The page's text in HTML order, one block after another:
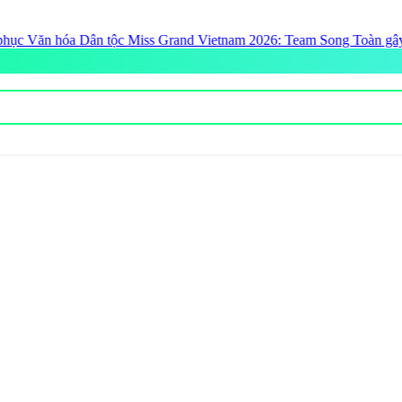
Miss Grand Vietnam 2026: Team Song Toàn gây bão với loạt thiết